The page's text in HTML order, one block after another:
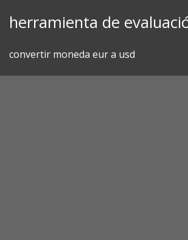
herramienta de
convertir moneda eur a usd